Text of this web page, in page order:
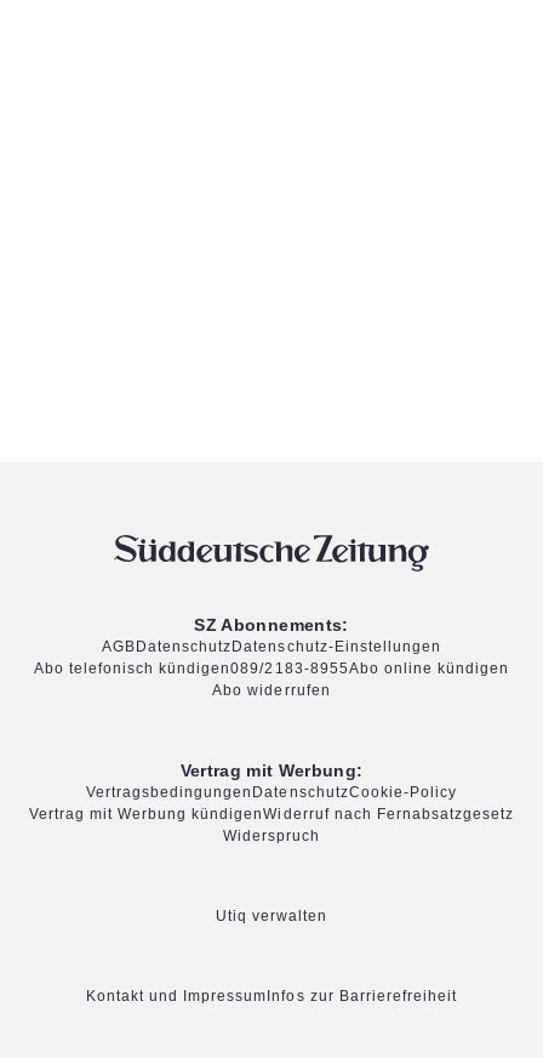
SZ Abonnements:
AGB Datenschutz Datenschutz-Einstellungen
Abo telefonisch kündigen089/2183-8955Abo online kündigen
Abo widerrufen
Vertrag mit Werbung:
Vertragsbedingungen DatenschutzCookie-Policy
Vertrag mit Werbung kündigenWiderruf nach Fernabsatzgesetz
Widerspruch
Utiq verwalten
Kontakt und Impressum Infos zur Barrierefreiheit